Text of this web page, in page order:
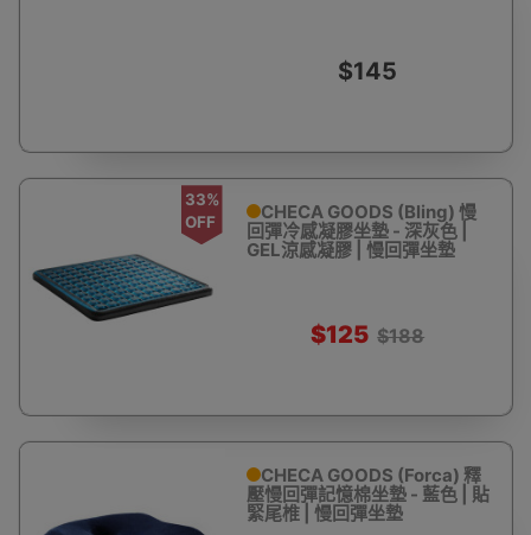
$145
33%
OFF
CHECA GOODS (Bling) 慢
回彈冷感凝膠坐墊 - 深灰色 |
GEL涼感凝膠 | 慢回彈坐墊
$125 $188
CHECA GOODS (Forca) 釋
壓慢回彈記憶棉坐墊 - 藍色 | 貼
緊尾椎 | 慢回彈坐墊